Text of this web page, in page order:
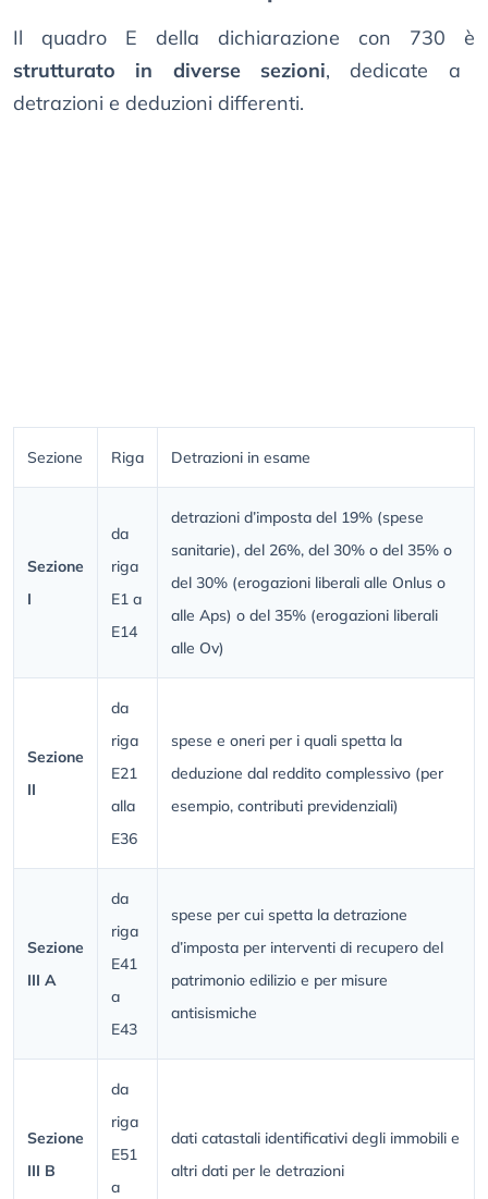
Il quadro E della dichiarazione con 730 è
strutturato in diverse sezioni, dedicate a
detrazioni e deduzioni differenti.
Sezione Riga Detrazioni in esame
Sezione
I
da
riga
E1 a
E14
detrazioni d’imposta del 19% (spese
sanitarie), del 26%, del 30% o del 35% o
del 30% (erogazioni liberali alle Onlus o
alle Aps) o del 35% (erogazioni liberali
alle Ov)
Sezione
II
da
riga
E21
alla
E36
spese e oneri per i quali spetta la
deduzione dal reddito complessivo (per
esempio, contributi previdenziali)
Sezione
III A
da
riga
E41
a
E43
spese per cui spetta la detrazione
d’imposta per interventi di recupero del
patrimonio edilizio e per misure
antisismiche
Sezione
III B
da
riga
E51
a
dati catastali identificativi degli immobili e
altri dati per le detrazioni